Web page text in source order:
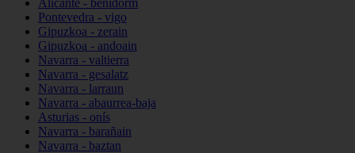
Alicante - benidorm
Pontevedra - vigo
Gipuzkoa - zerain
Gipuzkoa - andoain
Navarra - valtierra
Navarra - gesalatz
Navarra - larraun
Navarra - abaurrea-baja
Asturias - onís
Navarra - barañain
Navarra - baztan